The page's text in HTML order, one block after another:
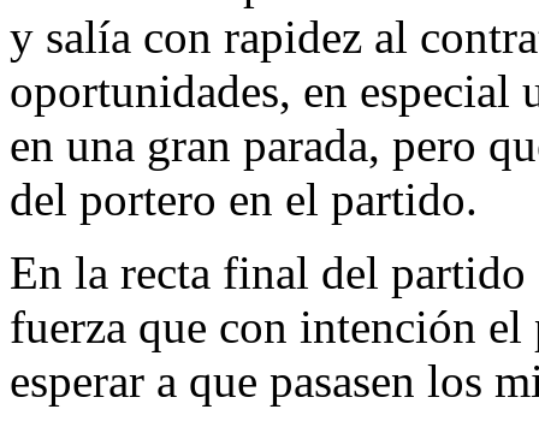
y salía con rapidez al
oportunidades, en especial
en una gran parada, pero
del portero en el partido.
En la recta final del
fuerza que con intención
esperar a que pasasen los